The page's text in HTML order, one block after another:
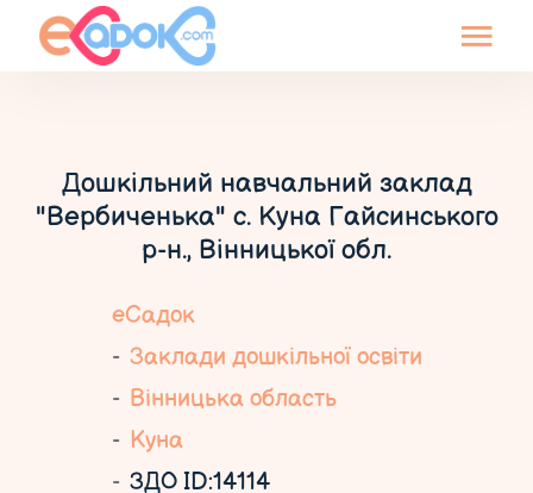
Дошкільний навчальний заклад
"Вербиченька" с. Куна Гайсинського
р-н., Вінницької обл.
еСадок
Заклади дошкільної освіти
Вінницька область
Куна
ЗДО ID:14114